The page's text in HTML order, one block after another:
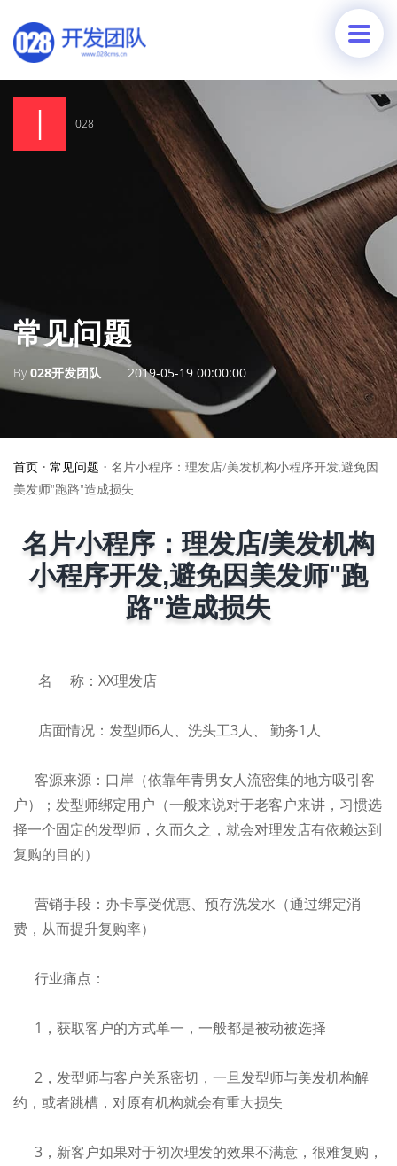
028
常见问题
By028开发团队 2019-05-19 00:00:00
首页 • 常见问题 • 名片小程序：理发店/美发机构小程序开发,避免因
美发师"跑路"造成损失
名片小程序：理发店/美发机构
小程序开发,避免因美发师"跑
路"造成损失
名 称：XX理发店
店面情况：发型师6人、洗头工3人、 勤务1人
客源来源：口岸（依靠年青男女人流密集的地方吸引客
户）；发型师绑定用户（一般来说对于老客户来讲，习惯选
择一个固定的发型师，久而久之，就会对理发店有依赖达到
复购的目的）
营销手段：办卡享受优惠、预存洗发水（通过绑定消
费，从而提升复购率）
行业痛点：
1，获取客户的方式单一，一般都是被动被选择
2，发型师与客户关系密切，一旦发型师与美发机构解
约，或者跳槽，对原有机构就会有重大损失
3，新客户如果对于初次理发的效果不满意，很难复购，